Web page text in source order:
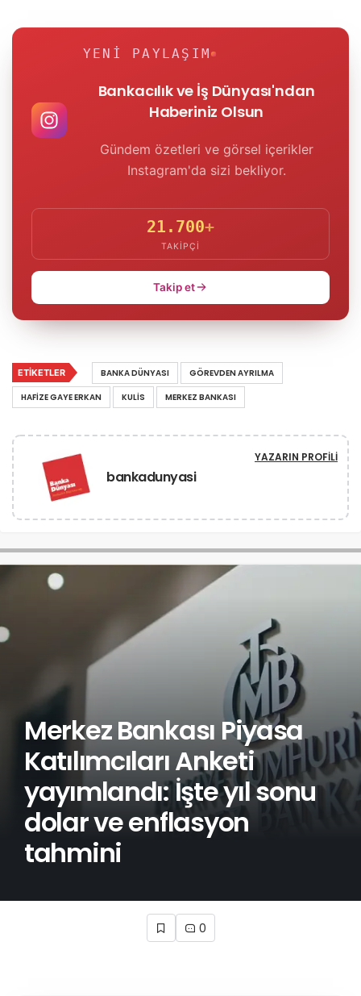
YENI PAYLAŞIM
Bankacılık ve İş Dünyası'ndan
Haberiniz Olsun
Gündem özetleri ve görsel içerikler
Instagram'da sizi bekliyor.
21.700+
TAKIPÇI
Takip et
ETIKETLER BANKA DÜNYASI
GÖREVDEN AYRILMA
HAFIZE GAYE ERKAN
KULIS MERKEZ BANKASI
bankadunyasi
YAZARIN PROFILI
Merkez Bankası Piyasa
Katılımcıları Anketi
yayımlandı: İşte yıl sonu
dolar ve enflasyon
tahmini
0